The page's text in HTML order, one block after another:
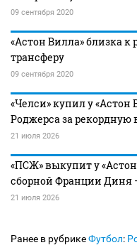
09 сентября 2020
«Астон Вилла» близка
трансферу
09 сентября 2020
«Челси» купил у
Роджерса за
21 июля 2026
«ПСЖ» выкупит у
сборной Франции
21 июля 2026
Ранее в рубрикеФутбол: